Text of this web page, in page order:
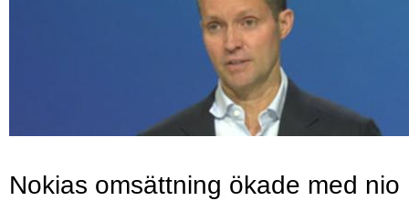
Nokias omsättning ökade med nio